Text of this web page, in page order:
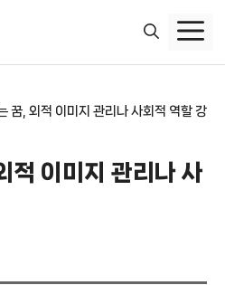
꿈, 외적 이미지 관리나 사회적 역할 강
적 이미지 관리나 사